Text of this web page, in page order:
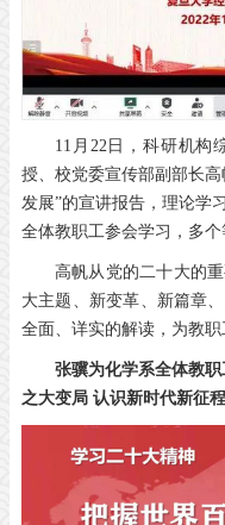
11月22日，科研机构
授、校党委宣传部副部长
发展”的宣讲报告，理论学
全体教职工参会学习，多个
高帆从党的二十大的
大主题、新变革、新篇章
全面、详实的解读，为教职
张骥为化学系全体教
之大变局 认识新时代新征